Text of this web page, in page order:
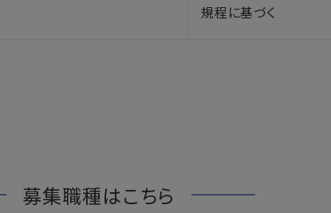
規程に基づく
募集職種はこちら